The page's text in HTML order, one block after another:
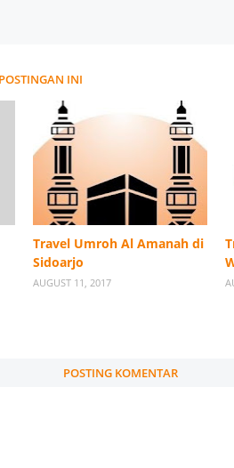
INI
Travel Umroh Al Amanah di
Sidoarjo
AUGUST 11, 2017
POSTING KOMENTAR